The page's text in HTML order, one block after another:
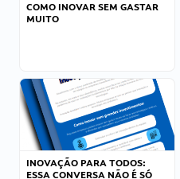
COMO INOVAR SEM GASTAR
MUITO
INOVAÇÃO PARA TODOS:
ESSA CONVERSA NÃO É SÓ